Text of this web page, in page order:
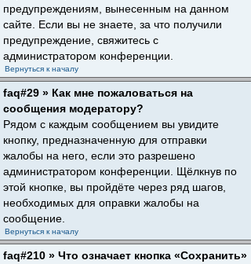
предупреждениям, вынесенным на данном
сайте. Если вы не знаете, за что получили
предупреждение, свяжитесь с
администратором конференции.
Вернуться к началу
faq#29 » Как мне пожаловаться на
сообщения модератору?
Рядом с каждым сообщением вы увидите
кнопку, предназначенную для отправки
жалобы на него, если это разрешено
администратором конференции. Щёлкнув по
этой кнопке, вы пройдёте через ряд шагов,
необходимых для оправки жалобы на
сообщение.
Вернуться к началу
faq#210 » Что означает кнопка «Сохранить»